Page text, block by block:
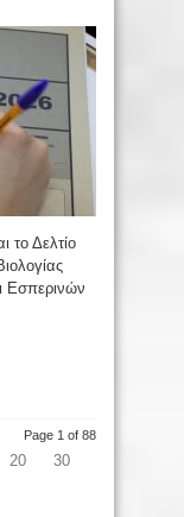
το Δελτίο
Εσπερινών
Page 1 of 88
20
30